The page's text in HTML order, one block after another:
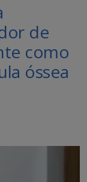
de
como
óssea